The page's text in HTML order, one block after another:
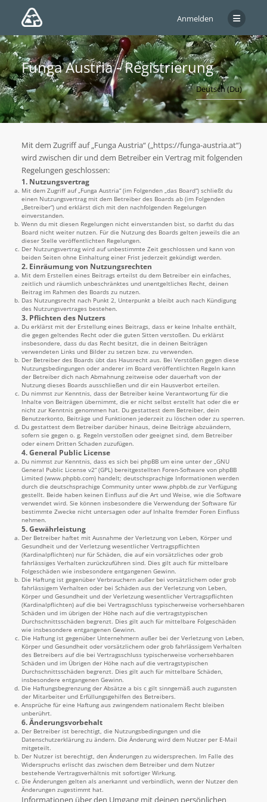
Anmelden
Funga Austria - Registrierung
Mit dem Zugriff auf „Funga Austria“ („https://funga-austria.at“)
wird zwischen dir und dem Betreiber ein Vertrag mit folgenden
Regelungen geschlossen:
1. Nutzungsvertrag
Mit dem Zugriff auf „Funga Austria“ (im Folgenden „das Board“) schließt du
einen Nutzungsvertrag mit dem Betreiber des Boards ab (im Folgenden
„Betreiber“) und erklärst dich mit den nachfolgenden Regelungen
einverstanden.
Wenn du mit diesen Regelungen nicht einverstanden bist, so darfst du das
Board nicht weiter nutzen. Für die Nutzung des Boards gelten jeweils die an
dieser Stelle veröffentlichten Regelungen.
Der Nutzungsvertrag wird auf unbestimmte Zeit geschlossen und kann von
beiden Seiten ohne Einhaltung einer Frist jederzeit gekündigt werden.
2. Einräumung von Nutzungsrechten
Mit dem Erstellen eines Beitrags erteilst du dem Betreiber ein einfaches,
zeitlich und räumlich unbeschränktes und unentgeltliches Recht, deinen
Beitrag im Rahmen des Boards zu nutzen.
Das Nutzungsrecht nach Punkt 2, Unterpunkt a bleibt auch nach Kündigung
des Nutzungsvertrages bestehen.
3. Pflichten des Nutzers
Du erklärst mit der Erstellung eines Beitrags, dass er keine Inhalte enthält,
die gegen geltendes Recht oder die guten Sitten verstoßen. Du erklärst
insbesondere, dass du das Recht besitzt, die in deinen Beiträgen
verwendeten Links und Bilder zu setzen bzw. zu verwenden.
Der Betreiber des Boards übt das Hausrecht aus. Bei Verstößen gegen diese
Nutzungsbedingungen oder anderer im Board veröffentlichten Regeln kann
der Betreiber dich nach Abmahnung zeitweise oder dauerhaft von der
Nutzung dieses Boards ausschließen und dir ein Hausverbot erteilen.
Du nimmst zur Kenntnis, dass der Betreiber keine Verantwortung für die
Inhalte von Beiträgen übernimmt, die er nicht selbst erstellt hat oder die er
nicht zur Kenntnis genommen hat. Du gestattest dem Betreiber, dein
Benutzerkonto, Beiträge und Funktionen jederzeit zu löschen oder zu sperren.
Du gestattest dem Betreiber darüber hinaus, deine Beiträge abzuändern,
sofern sie gegen o. g. Regeln verstoßen oder geeignet sind, dem Betreiber
oder einem Dritten Schaden zuzufügen.
4. General Public License
Du nimmst zur Kenntnis, dass es sich bei phpBB um eine unter der „GNU
General Public License v2“ (GPL) bereitgestellten Foren-Software von phpBB
Limited (www.phpbb.com) handelt; deutschsprachige Informationen werden
durch die deutschsprachige Community unter www.phpbb.de zur Verfügung
gestellt. Beide haben keinen Einfluss auf die Art und Weise, wie die Software
verwendet wird. Sie können insbesondere die Verwendung der Software für
bestimmte Zwecke nicht untersagen oder auf Inhalte fremder Foren Einfluss
nehmen.
5. Gewährleistung
Der Betreiber haftet mit Ausnahme der Verletzung von Leben, Körper und
Gesundheit und der Verletzung wesentlicher Vertragspflichten
(Kardinalpflichten) nur für Schäden, die auf ein vorsätzliches oder grob
fahrlässiges Verhalten zurückzuführen sind. Dies gilt auch für mittelbare
Folgeschäden wie insbesondere entgangenen Gewinn.
Die Haftung ist gegenüber Verbrauchern außer bei vorsätzlichem oder grob
fahrlässigem Verhalten oder bei Schäden aus der Verletzung von Leben,
Körper und Gesundheit und der Verletzung wesentlicher Vertragspflichten
(Kardinalpflichten) auf die bei Vertragsschluss typischerweise vorhersehbaren
Schäden und im übrigen der Höhe nach auf die vertragstypischen
Durchschnittsschäden begrenzt. Dies gilt auch für mittelbare Folgeschäden
wie insbesondere entgangenen Gewinn.
Die Haftung ist gegenüber Unternehmern außer bei der Verletzung von Leben,
Körper und Gesundheit oder vorsätzlichem oder grob fahrlässigem Verhalten
des Betreibers auf die bei Vertragsschluss typischerweise vorhersehbaren
Schäden und im Übrigen der Höhe nach auf die vertragstypischen
Durchschnittsschäden begrenzt. Dies gilt auch für mittelbare Schäden,
insbesondere entgangenen Gewinn.
Die Haftungsbegrenzung der Absätze a bis c gilt sinngemäß auch zugunsten
der Mitarbeiter und Erfüllungsgehilfen des Betreibers.
Ansprüche für eine Haftung aus zwingendem nationalem Recht bleiben
unberührt.
6. Änderungsvorbehalt
Der Betreiber ist berechtigt, die Nutzungsbedingungen und die
Datenschutzerklärung zu ändern. Die Änderung wird dem Nutzer per E-Mail
mitgeteilt.
Der Nutzer ist berechtigt, den Änderungen zu widersprechen. Im Falle des
Widerspruchs erlischt das zwischen dem Betreiber und dem Nutzer
bestehende Vertragsverhältnis mit sofortiger Wirkung.
Die Änderungen gelten als anerkannt und verbindlich, wenn der Nutzer den
Änderungen zugestimmt hat.
Informationen über den Umgang mit deinen persönlichen